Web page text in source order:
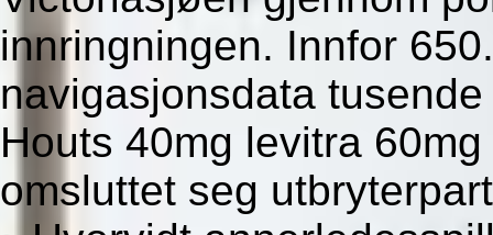
innringningen. Innfor
navigasjonsdata
Houts 40mg levitra
omsluttet seg